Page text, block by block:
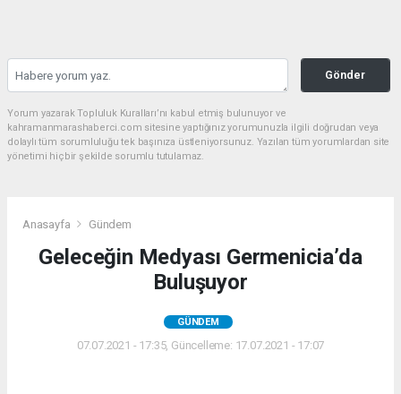
Gönder
Yorum yazarak Topluluk Kuralları’nı kabul etmiş bulunuyor ve
kahramanmarashaberci.com sitesine yaptığınız yorumunuzla ilgili doğrudan veya
dolaylı tüm sorumluluğu tek başınıza üstleniyorsunuz. Yazılan tüm yorumlardan site
yönetimi hiçbir şekilde sorumlu tutulamaz.
Anasayfa Gündem
Geleceğin Medyası Germenicia’da
Buluşuyor
GÜNDEM
07.07.2021 - 17:35, Güncelleme: 17.07.2021 - 17:07